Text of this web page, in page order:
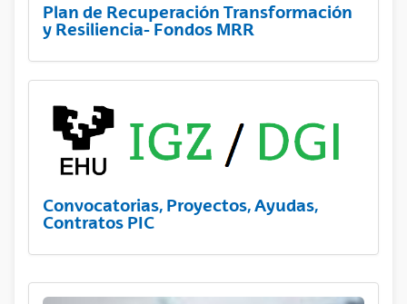
Plan de Recuperación Transformación
y Resiliencia- Fondos MRR
Convocatorias, Proyectos, Ayudas,
Contratos PIC